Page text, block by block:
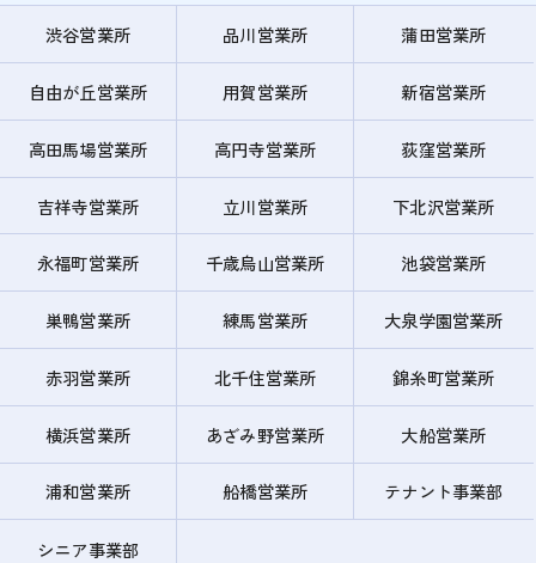
渋谷営業所 品川営業所 蒲田営業所
自由が丘営業所 用賀営業所 新宿営業所
高田馬場営業所 高円寺営業所 荻窪営業所
吉祥寺営業所 立川営業所 下北沢営業所
永福町営業所 千歳烏山営業所 池袋営業所
巣鴨営業所 練馬営業所 大泉学園営業所
赤羽営業所 北千住営業所 錦糸町営業所
横浜営業所 あざみ野営業所 大船営業所
浦和営業所 船橋営業所 テナント事業部
シニア事業部